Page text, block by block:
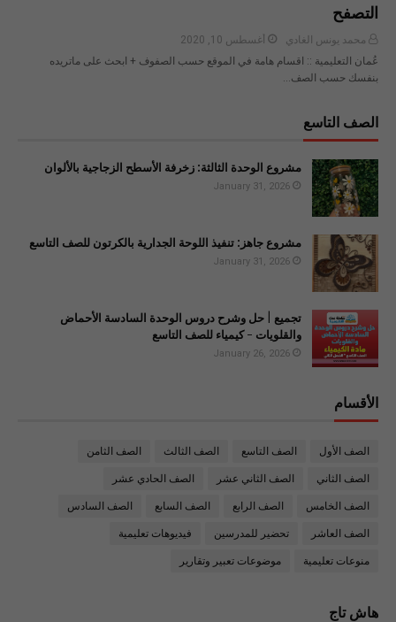
التصفح
محمد يونس الغادي
أغسطس 10, 2020
عُمان التعليمية :: اقسام هامة في الموقع حسب الصفوف + ابحث على ماتريده
بنفسك حسب الصف…
الصف التاسع
مشروع الوحدة الثالثة: زخرفة الأسطح الزجاجية بالألوان
January 31, 2026
مشروع جاهز: تنفيذ اللوحة الجدارية بالكرتون للصف التاسع
January 31, 2026
تجميع | حل وشرح دروس الوحدة السادسة الأحماض
والقلويات - كيمياء للصف التاسع
January 26, 2026
الأقسام
الصف الأول الصف التاسع الصف الثالث الصف الثامن
الصف الثاني الصف الثاني عشر الصف الحادي عشر
الصف الخامس الصف الرابع الصف السابع الصف السادس
الصف العاشر تحضير للمدرسين فيديوهات تعليمية
منوعات تعليمية موضوعات تعبير وتقارير
هاش تاج